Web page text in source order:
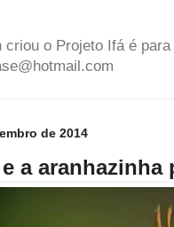
criou o Projeto Ifá é
de 2014
a aranhazinha